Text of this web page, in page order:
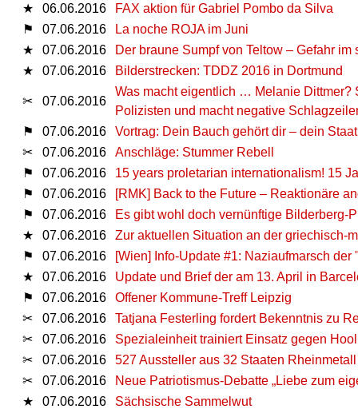
★
06.06.2016
FAX aktion für Gabriel Pombo da Silva
⚑
07.06.2016
La noche ROJA im Juni
★
07.06.2016
Der braune Sumpf von Teltow – Gefahr
★
07.06.2016 Bilderstrecken: TDDZ 2016 in Dortmund
✂ 07.06.2016
Was macht eigentlich … Melanie Dittmer?
Polizisten und macht negative
⚑
07.06.2016
Vortrag: Dein Bauch gehört dir – dein
✂
07.06.2016
Anschläge: Stummer Rebell
⚑
07.06.2016
15 years proletarian internationalism! 15
⚑
07.06.2016
[RMK] Back to the Future – Reaktionäre
⚑
07.06.2016
Es gibt wohl doch vernünftige Bilderberg-
★
07.06.2016
Zur aktuellen Situation an der griechisch-
⚑
07.06.2016
[Wien] Info-Update #1: Naziaufmarsch
★
07.06.2016
Update und Brief der am 13. April in
⚑
07.06.2016
Offener Kommune-Treff Leipzig
✂
07.06.2016
Tatjana Festerling fordert Bekenntnis zu
✂
07.06.2016
Spezialeinheit trainiert Einsatz gegen
✂
07.06.2016
527 Aussteller aus 32 Staaten
✂
07.06.2016
Neue Patriotismus-Debatte „Liebe zum
★
07.06.2016
Sächsische Sammelwut